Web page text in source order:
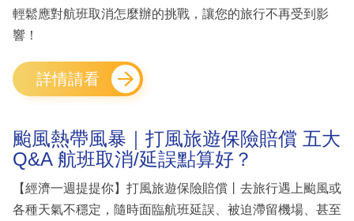
輕鬆應對航班取消怎麼辦的挑戰，讓您的旅行不再受到影
響！
詳情請看
颱風熱帶風暴｜打風旅遊保險賠償 五大
Q&A 航班取消/延誤點算好？
【經濟一週提提你】打風旅遊保險賠償丨去旅行遇上颱風或
各種天氣不穩定，隨時面臨航班延誤、被迫滯留機場、甚至